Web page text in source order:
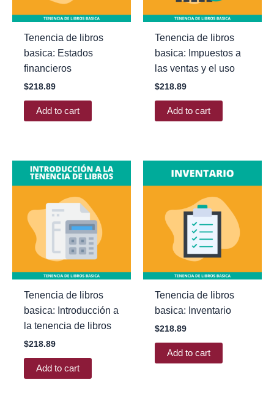
Tenencia de libros
basica: Estados
financieros
$218.89
Add to cart
Tenencia de libros
basica: Impuestos a
las ventas y el uso
$218.89
Add to cart
Tenencia de libros
basica: Introducción a
la tenencia de libros
$218.89
Add to cart
Tenencia de libros
basica: Inventario
$218.89
Add to cart